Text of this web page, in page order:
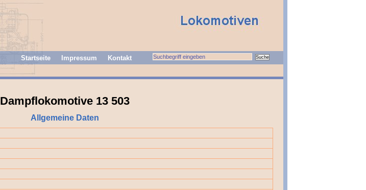
Startseite Impressum Kontakt
Dampflokomotive 13 503
Allgemeine Daten